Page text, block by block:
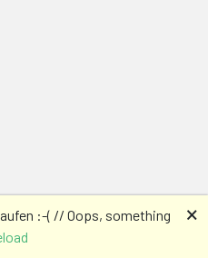
:-( // Oops, something
🗙